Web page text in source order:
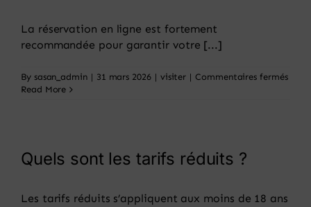
La réservation en ligne est fortement
recommandée pour garantir votre [...]
By sasan_admin | 31 mars 2026 | visiter | Commentaires ferméssur
Read More
Quels sont les tarifs réduits ?
Les tarifs réduits s’appliquent aux moins de 18 ans